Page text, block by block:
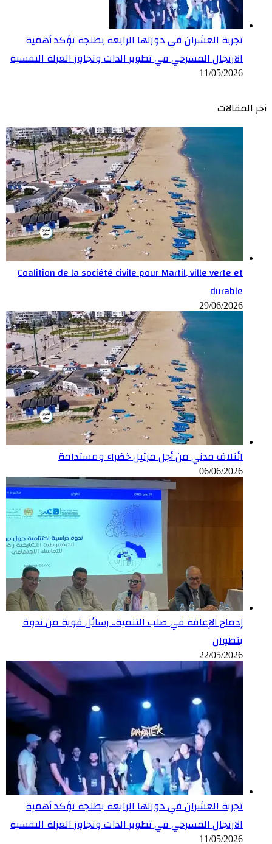
تجربة العشران في دورتها الرابعة بطنجة تؤكد أهمية
الارتجال المسرحي في تطوير الذات وتجاوز العزلة النفسية
11/05/2026
آخر المقالات
Coalition de la société civile pour Martil, ville verte et
durable
29/06/2026
ائتلاف مدني من أجل مرتيل خضراء ومستدامة
06/06/2026
إدماج الإعاقة في صلب التنمية.. رسائل قوية من ندوة
بتطوان
22/05/2026
تجربة العشران في دورتها الرابعة بطنجة تؤكد أهمية
الارتجال المسرحي في تطوير الذات وتجاوز العزلة النفسية
11/05/2026